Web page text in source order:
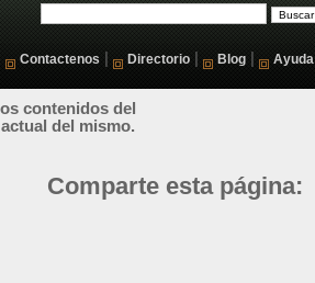
Contactenos Directorio Blog Ayuda
contenidos del
del mismo.
Comparte esta página: